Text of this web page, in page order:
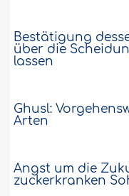
Bestätigung
über die
lassen
Ghusl:
Arten
Angst um die
zuckerkranken